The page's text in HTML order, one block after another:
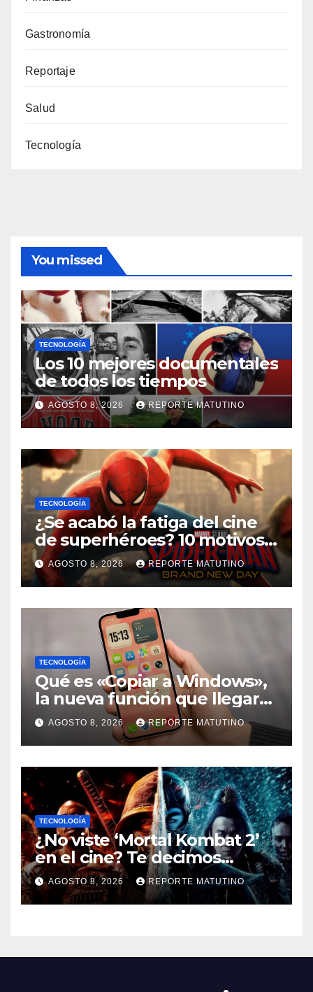
Gastronomía
Reportaje
Salud
Tecnología
You missed
TECNOLOGÍA
Los 10 mejores documentales
de todos los tiempos
AGOSTO 8, 2026 REPORTE MATUTINO
TECNOLOGÍA
¿Se acabó la fatiga del cine
de superhéroes? 10 motivos
por los que ‘Spider-Man:
Brand New Day» desmiente
esa teoría
AGOSTO 8, 2026 REPORTE MATUTINO
TECNOLOGÍA
Qué es «Copiar a Windows»,
la nueva función que llegará
al iPhone solo para Europa
AGOSTO 8, 2026 REPORTE MATUTINO
TECNOLOGÍA
¿No viste ‘Mortal Kombat 2’
en el cine? Te decimos
dónde verla en streaming
ahora mismo y te damos tres
razones para hacerlo
AGOSTO 8, 2026 REPORTE MATUTINO